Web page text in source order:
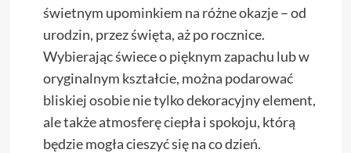
świetnym upominkiem na różne okazje – od
urodzin, przez święta, aż po rocznice.
Wybierając świece o pięknym zapachu lub w
oryginalnym kształcie, można podarować
bliskiej osobie nie tylko dekoracyjny element,
ale także atmosferę ciepła i spokoju, którą
będzie mogła cieszyć się na co dzień.